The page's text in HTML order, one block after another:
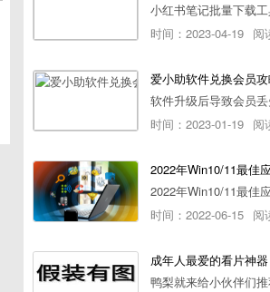
小红书笔记批量下载
时间：2023-04-19 阅
爱小助软件兑换会员
时间：2023-01-19 阅
时间：2022-06-15 阅